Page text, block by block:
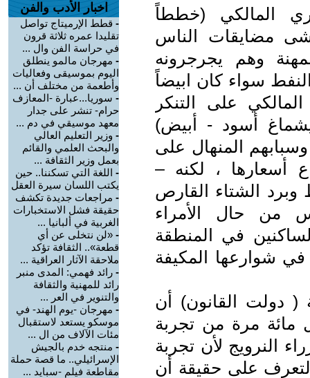
المالكي (خططاً
مضايقات الناس
وهم يجرجرونه
سواء كان ابيضاً
على التنكر
أسود - أبيض)
المنهال على
أسعارها ، لكنه –
الشتاء القارص
من حال الأمراء
في المنطقة
شوارعها المكيفة
دولت القانون) أن
مائة مرة من تجربة
النرويج لأن تجربة
على حقيقة أن
اخبار الأدب والفن
- قطط الإرميتاج تواصل
تقليدا عمره ثلاثة قرون
في حراسة الفن وال ...
- مهرجان مالمو ينطلق
اليوم بموسيقى وفعاليات
وأطعمة من مختلف أن ...
- سوريا...عبارة -المعازف
حرام- تنشر على جدار
معهد موسيقي في دم ...
- وزير التعليم العالي
والبحث العلمي والقائم
بعمل وزير الثقافة ...
- اللغة التي تسكننا.. حين
يكتب اللسان سيرة العقل
- مراجعات جديدة تكشف
حقيقة فشل الاستخبارات
الغربية في ألبانيا ...
- «لن نتخلى عن أي
قطعة».. الثقافة تؤكد
ملاحقة الآثار العراقية ...
- رائد فهمي: المدى منبر
رائد للمهنية والثقافة
والتنوير في العر ...
- مهرجان -يوم الهند- في
موسكو يستعد لاستقبال
مئات الآلاف من ال ...
- منتجه خدم بالجيش
الإسرائيلي.. ما قصة حملة
مقاطعة فيلم -سبايد ...